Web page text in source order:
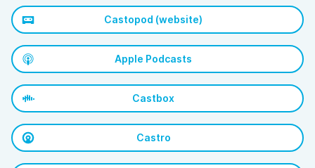
Castopod (website)
Apple Podcasts
Castbox
Castro